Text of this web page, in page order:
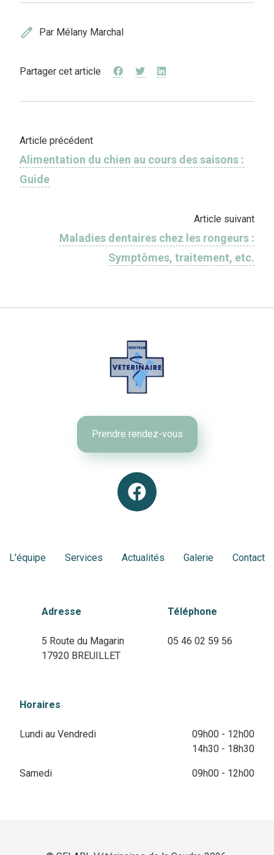
edit Par Mélany Marchal
Partager cet article
Article précédent
Alimentation du chien au cours des saisons :
Guide
Article suivant
Maladies dentaires chez les rongeurs :
Symptômes, traitement, etc.
Prendre rendez-vous
L'équipe Services Actualités Galerie Contact
Adresse
5 Route du Magarin
17920 BREUILLET
Téléphone
05 46 02 59 56
Horaires
Lundi au Vendredi
09h00 - 12h00
14h30 - 18h30
Samedi 09h00 - 12h00